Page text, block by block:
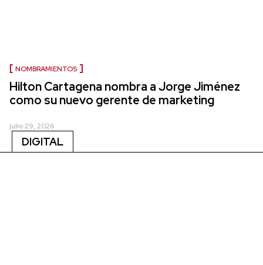
NOMBRAMIENTOS
Hilton Cartagena nombra a Jorge Jiménez
como su nuevo gerente de marketing
julio 29, 2026
DIGITAL